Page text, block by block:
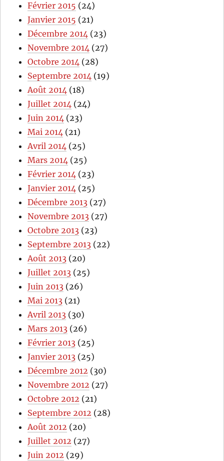
Février 2015 (24)
Janvier 2015 (21)
Décembre 2014 (23)
Novembre 2014 (27)
Octobre 2014 (28)
Septembre 2014 (19)
Août 2014 (18)
Juillet 2014 (24)
Juin 2014 (23)
Mai 2014 (21)
Avril 2014 (25)
Mars 2014 (25)
Février 2014 (23)
Janvier 2014 (25)
Décembre 2013 (27)
Novembre 2013 (27)
Octobre 2013 (23)
Septembre 2013 (22)
Août 2013 (20)
Juillet 2013 (25)
Juin 2013 (26)
Mai 2013 (21)
Avril 2013 (30)
Mars 2013 (26)
Février 2013 (25)
Janvier 2013 (25)
Décembre 2012 (30)
Novembre 2012 (27)
Octobre 2012 (21)
Septembre 2012 (28)
Août 2012 (20)
Juillet 2012 (27)
Juin 2012 (29)